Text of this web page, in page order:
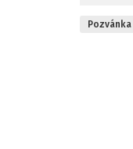
Pozvánka